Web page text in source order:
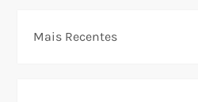
a
Mais Recentes